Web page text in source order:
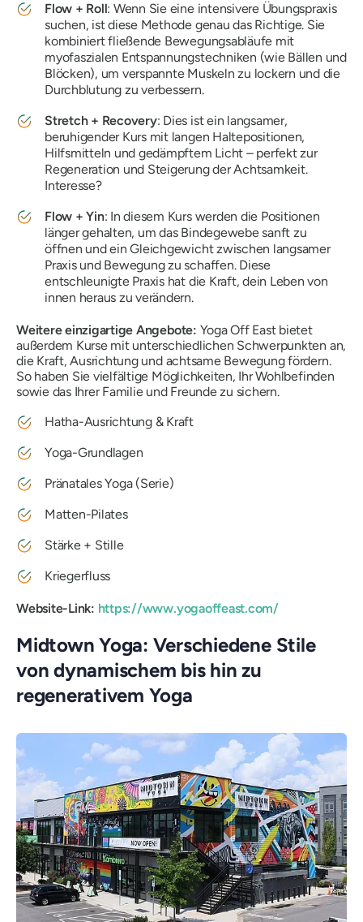
Flow + Roll: Wenn Sie eine intensivere Übungspraxis
suchen, ist diese Methode genau das Richtige. Sie
kombiniert fließende Bewegungsabläufe mit
myofaszialen Entspannungstechniken (wie Bällen und
Blöcken), um verspannte Muskeln zu lockern und die
Durchblutung zu verbessern.
Stretch + Recovery: Dies ist ein langsamer,
beruhigender Kurs mit langen Haltepositionen,
Hilfsmitteln und gedämpftem Licht – perfekt zur
Regeneration und Steigerung der Achtsamkeit.
Interesse?
Flow + Yin: In diesem Kurs werden die Positionen
länger gehalten, um das Bindegewebe sanft zu
öffnen und ein Gleichgewicht zwischen langsamer
Praxis und Bewegung zu schaffen. Diese
entschleunigte Praxis hat die Kraft, dein Leben von
innen heraus zu verändern.
Weitere einzigartige Angebote: Yoga Off East bietet
außerdem Kurse mit unterschiedlichen Schwerpunkten an,
die Kraft, Ausrichtung und achtsame Bewegung fördern.
So haben Sie vielfältige Möglichkeiten, Ihr Wohlbefinden
sowie das Ihrer Familie und Freunde zu sichern.
Hatha-Ausrichtung & Kraft
Yoga-Grundlagen
Pränatales Yoga (Serie)
Matten-Pilates
Stärke + Stille
Kriegerfluss
Website-Link: https://www.yogaoffeast.com/
Midtown Yoga: Verschiedene Stile
von dynamischem bis hin zu
regenerativem Yoga